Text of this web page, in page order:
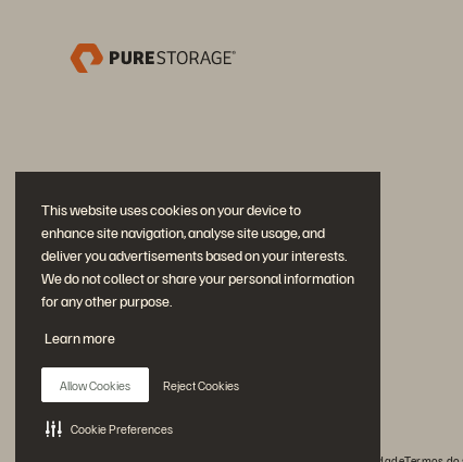
This website uses cookies on your device to
enhance site navigation, analyse site usage, and
deliver you advertisements based on your interests.
We do not collect or share your personal information
for any other purpose.
Learn more
Allow Cookies Reject Cookies
Cookie Preferences
Participe da conversa